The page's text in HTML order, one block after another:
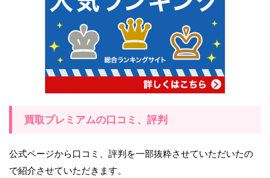
買取プレミアムの口コミ、評判
公式ページから口コミ、評判を一部抜粋させていただいたの
で紹介させていただきます。